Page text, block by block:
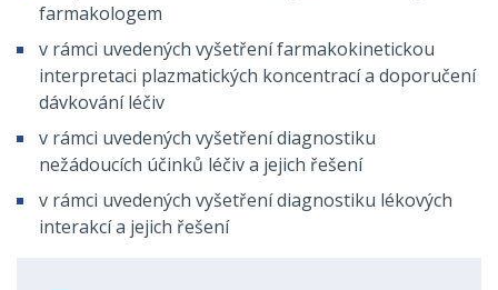
farmakologem
v rámci uvedených vyšetření farmakokinetickou
interpretaci plazmatických koncentrací a doporučení
dávkování léčiv
v rámci uvedených vyšetření diagnostiku
nežádoucích účinků léčiv a jejich řešení
v rámci uvedených vyšetření diagnostiku lékových
interakcí a jejich řešení